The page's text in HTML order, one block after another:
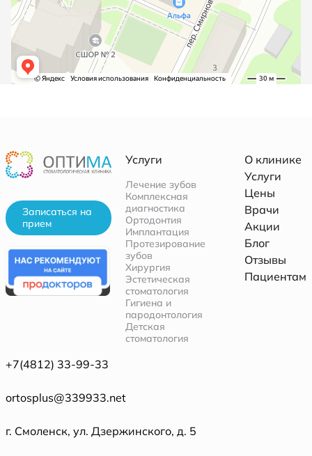
Записаться на
прием
Услуги
Лечение зубов
Комплексная
диагностика
Ортодонтия
Имплантация
Протезирование
зубов
Хирургия
Эстетическая
стоматология
Гигиена и
пародонтология
Детская
стоматология
О клинике
Услуги
Цены
Врачи
Акции
Блог
Отзывы
Пациентам
+7(4812) 33-99-33
ortosplus@339933.net
г. Смоленск, ул. Дзержинского, д. 5